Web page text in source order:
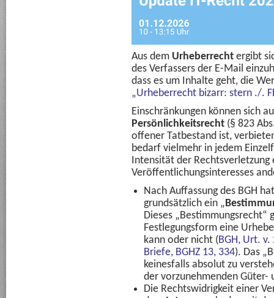
Aus dem Urheberrecht ergibt
des Verfassers der E-Mail
dass es um Inhalte geht, die
„Urheberrecht bizarr: stern ./.
Einschränkungen können sich
Persönlichkeitsrecht (§ 823
offener Tatbestand ist,
bedarf vielmehr in jedem
Intensität der Rechtsverletzung
Veröffentlichungsinteresses
Nach Auffassung des BGH
grundsätzlich ein „
Dieses „Bestimmungsrecht“
Festlegungsform eine
kann oder nicht (BGH, Urt.
Briefe, BGHZ 13, 334). Das
keinesfalls absolut zu
der vorzunehmenden Güter-
Die Rechtswidrigkeit einer